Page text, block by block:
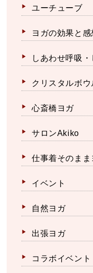
ユーチューブ
ヨガの効果と感
しあわせ呼吸
クリスタルボウ
心斎橋ヨガ
サロンAkiko
仕事着そのまま
イベント
自然ヨガ
出張ヨガ
コラボイベント